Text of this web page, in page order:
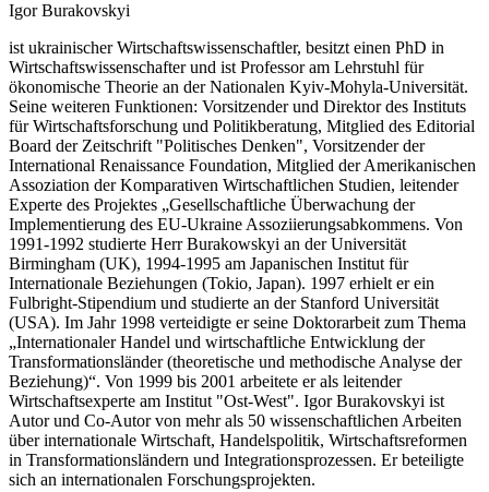
Igor Burakovskyi
ist ukrainischer Wirtschaftswissenschaftler, besitzt einen PhD in
Wirtschaftswissenschafter und ist Professor am Lehrstuhl für
ökonomische Theorie an der Nationalen Kyiv-Mohyla-Universität.
Seine weiteren Funktionen: Vorsitzender und Direktor des Instituts
für Wirtschaftsforschung und Politikberatung, Mitglied des Editorial
Board der Zeitschrift "Politisches Denken", Vorsitzender der
International Renaissance Foundation, Mitglied der Amerikanischen
Assoziation der Komparativen Wirtschaftlichen Studien, leitender
Experte des Projektes „Gesellschaftliche Überwachung der
Implementierung des EU-Ukraine Assoziierungsabkommens. Von
1991-1992 studierte Herr Burakowskyi an der Universität
Birmingham (UK), 1994-1995 am Japanischen Institut für
Internationale Beziehungen (Tokio, Japan). 1997 erhielt er ein
Fulbright-Stipendium und studierte an der Stanford Universität
(USA). Im Jahr 1998 verteidigte er seine Doktorarbeit zum Thema
„Internationaler Handel und wirtschaftliche Entwicklung der
Transformationsländer (theoretische und methodische Analyse der
Beziehung)“. Von 1999 bis 2001 arbeitete er als leitender
Wirtschaftsexperte am Institut "Ost-West". Igor Burakovskyi ist
Autor und Co-Autor von mehr als 50 wissenschaftlichen Arbeiten
über internationale Wirtschaft, Handelspolitik, Wirtschaftsreformen
in Transformationsländern und Integrationsprozessen. Er beteiligte
sich an internationalen Forschungsprojekten.